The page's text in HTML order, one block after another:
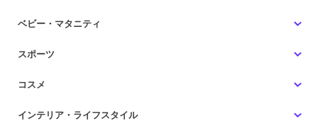
ベビー・マタニティ
スポーツ
コスメ
インテリア・ライフスタイル